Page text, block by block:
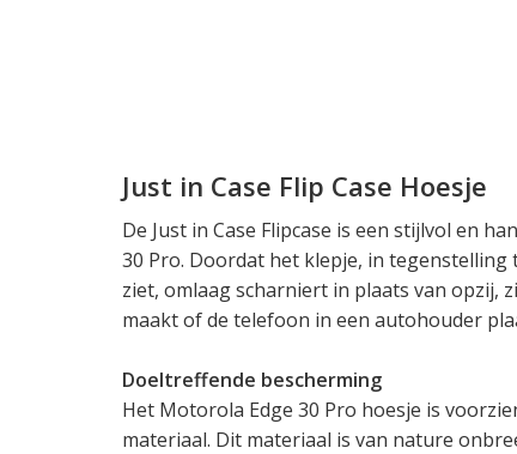
Just in Case Flip Case Hoesje
De Just in Case Flipcase is een stijlvol en
30 Pro. Doordat het klepje, in
ziet, omlaag scharniert in plaats van opzij,
maakt of de telefoon in een autohouder
Doeltreffende bescherming
Het Motorola Edge 30 Pro hoesje is
materiaal. Dit materiaal is van nature